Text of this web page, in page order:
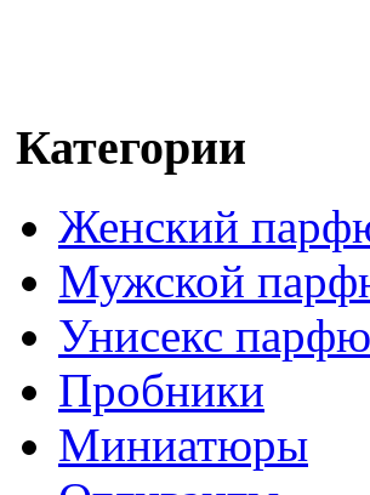
Категории
Женский
Мужской
Унисекс
Пробники
Миниатюры